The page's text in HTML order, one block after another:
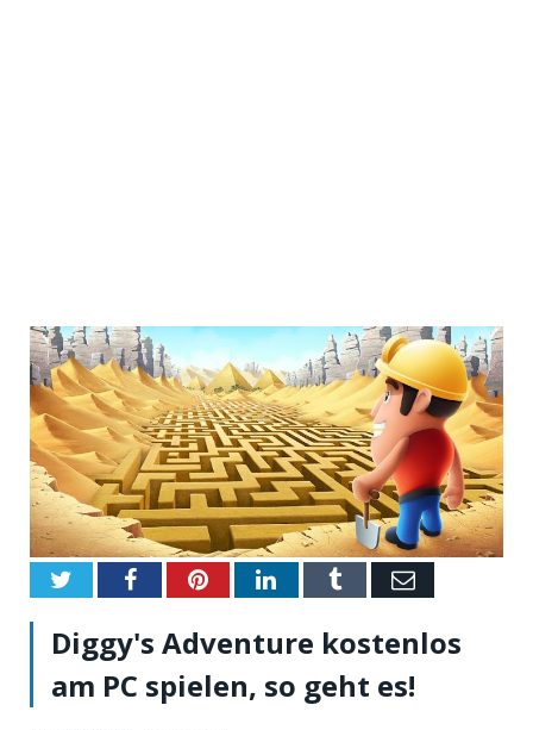
TwitterFacebookPinterestLinkedInTumblrEmail
Diggy's Adventure kostenlos
am PC spielen, so geht es!